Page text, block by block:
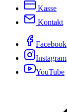
Kasse
Kontakt
Facebook
Instagram
YouTube